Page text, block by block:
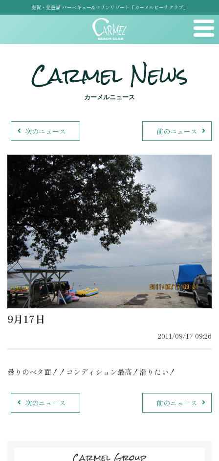
滋賀・琵琶湖 バーベキュー&マリンリゾート「カーメルビーチクラブ」
Carmel News
カーメルニュース
次のニュース 前のニュース
9月17日
2011/09/17 09:26
曇りのベタ面！！コンディション最高！滑りたい！
次のニュース 前のニュース
Carmel Group